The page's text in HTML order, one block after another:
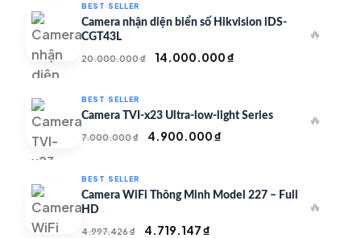
50.000.000 ₫.là:
35.000.000 ₫.
BEST SELLER
Camera nhận diện biển số Hikvision iDS-
CGT43L
20.000.000₫
Giá
20.000.000 ₫.
14.000.000₫
là:
14.000.000 ₫.
🔥
BEST SELLER
Camera TVI-x23 Ultra-low-light Series
7.000.000₫
Giá
7.000.000 ₫.
4.900.000₫
là:
🔥
BEST SELLER
Camera WiFi Thông Minh Model 227 – Full
HD
4.997.426₫
Giá
4.719.147₫
🔥